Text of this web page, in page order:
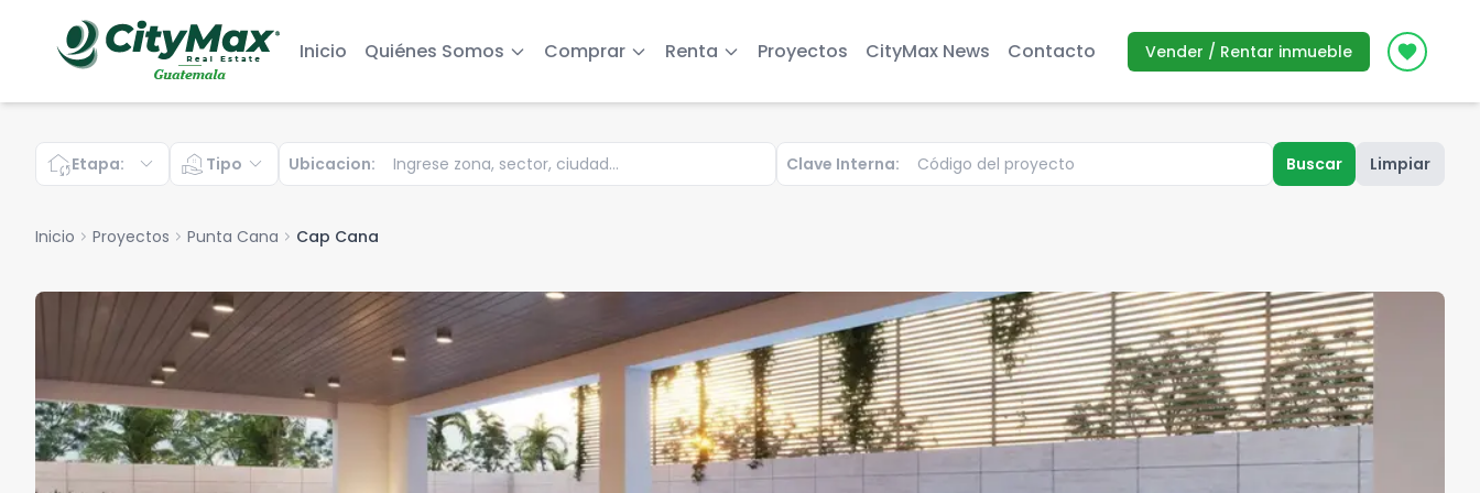
Inicio Quiénes Somos Comprar Renta Proyectos CityMax News Contacto Vender / Rentar inmueble Icon
wifi_homeEtapa: expand_more real_estate_agent Tipo expand_more Ubicacion: Clave Interna: Buscar Limpiar
Inicio chevron_right Proyectos chevron_right Punta Cana chevron_right Cap Cana